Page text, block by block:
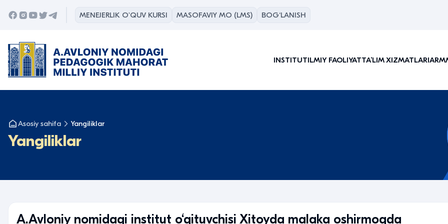
MENEJERLIK O'QUV KURSI MASOFAVIY MO (LMS) BOG‘LANISH
INSTITUTILMIY FAOLIYATTAʼLIM XIZMATLARIARM
Asosiy sahifa Yangiliklar
Yangiliklar
A.Avloniy nomidagi institut o‘qituvchisi Xitoyda malaka oshirmoqda